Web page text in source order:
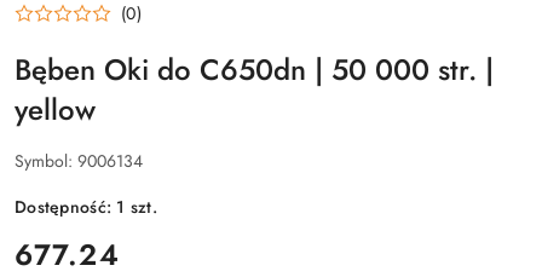
(0)
Bęben Oki do C650dn | 50 000 str. |
yellow
Symbol: 9006134
Dostępność: 1 szt.
cena:
677.24